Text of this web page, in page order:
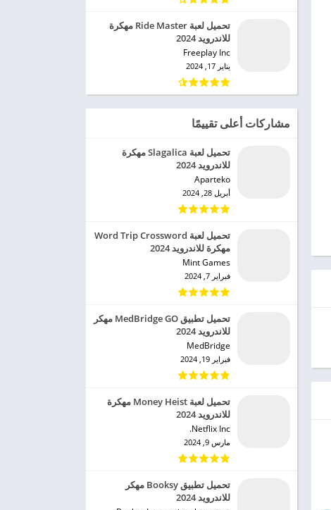
تحميل لعبة Ride Master مهكرة
للاندرويد 2024
Freeplay Inc‏
يناير 17, 2024
مشاركات أعلى تقييمًا
تحميل لعبة Slagalica مهكرة
للاندرويد 2024
Aparteko‏
أبريل 28, 2024
تحميل لعبة Word Trip Crossword
مهكرة للاندرويد 2024
Mint Games‏
فبراير 7, 2024
تحميل تطبيق MedBridge GO مهكر
للاندرويد 2024
MedBridge‏
فبراير 19, 2024
تحميل لعبة Money Heist مهكرة
للاندرويد 2024
Netflix Inc.‏
مارس 9, 2024
تحميل تطبيق Booksy مهكر
للاندرويد 2024